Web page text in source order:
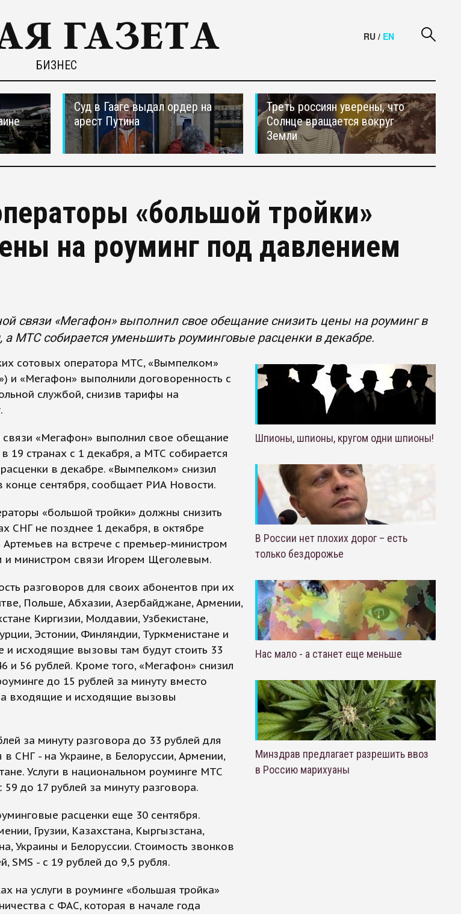
БИЗНЕС
RU / EN
Суд в Гааге выдал ордер на
арест Путина
Треть россиян уверены, что
Солнце вращается вокруг
Земли
«большой тройки»
на роуминг под давлением
связи «Мегафон» выполнил свое обещание снизить цены на роуминг в
а МТС собирается уменьшить роуминговые расценки в декабре.
сотовых оператора МТС, «Вымпелком»
и «Мегафон» выполнили договоренность с
службой, снизив тарифы на
связи «Мегафон» выполнил свое обещание
19 странах с 1 декабря, а МТС собирается
в декабре. «Вымпелком» снизил
конце сентября, сообщает РИА Новости.
«большой тройки» должны снизить
СНГ не позднее 1 декабря, в октябре
на встрече с премьер-министром
министром связи Игорем Щеголевым.
разговоров для своих абонентов при их
Польше, Абхазии, Азербайджане, Армении,
Киргизии, Молдавии, Узбекистане,
Эстонии, Финляндии, Туркменистане и
исходящие вызовы там будут стоить 33
и 56 рублей. Кроме того, «Мегафон» снизил
до 15 рублей за минуту вместо
входящие и исходящие вызовы
за минуту разговора до 33 рублей для
в СНГ - на Украине, в Белоруссии, Армении,
Услуги в национальном роуминге МТС
до 17 рублей за минуту разговора.
расценки еще 30 сентября.
Грузии, Казахстана, Кыргызстана,
Украины и Белоруссии. Стоимость звонков
SMS - с 19 рублей до 9,5 рубля.
на услуги в роуминге «большая тройка»
с ФАС, которая в начале года
Шпионы, шпионы, кругом одни шпионы!
В России нет плохих дорог – есть
только бездорожье
Нас мало - а станет еще меньше
Минздрав предлагает разрешить ввоз
в Россию марихуаны